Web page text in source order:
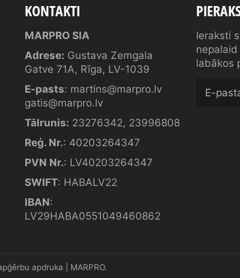
KONTAKTI
MARPRO SIA
Adrese: Gustava Zemgala
Gatve 71A, Rīga, LV-1039
E-pasts: martins@marpro.lv
gatis@marpro.lv
Tālrunis: 23276342, 23996808
Reģ. Nr.: 40203264347
PVN Nr.: LV40203264347
SWIFT: HABALV22
IBAN:
LV29HABA0551049460862
Ieraksti
labākos
apdruka | MARPRO.